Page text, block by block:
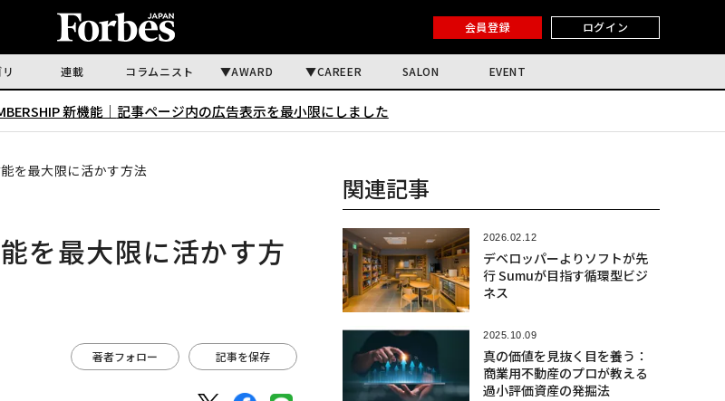
会員登録 ログイン
連載 コラムニスト AWARD CAREER SALON EVENT
新機能｜ 記事ページ内の広告表示を最小限にしました
を最大限に活かす方法
を最大限に活かす方
著者フォロー 記事を保存
関連記事
2026.02.12
デベロッパーよりソフトが先
行 Sumuが目指す循環型ビジ
ネス
2025.10.09
真の価値を見抜く目を養う：
商業用不動産のプロが教える
過小評価資産の発掘法